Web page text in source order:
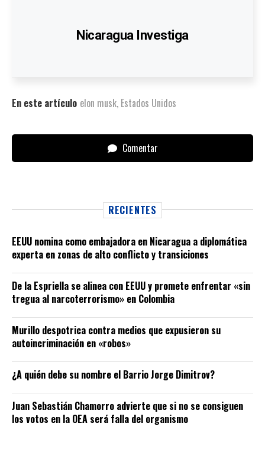
Nicaragua Investiga
En este artículo elon musk, Estados Unidos
Comentar
RECIENTES
EEUU nomina como embajadora en Nicaragua a diplomática
experta en zonas de alto conflicto y transiciones
De la Espriella se alinea con EEUU y promete enfrentar «sin
tregua al narcoterrorismo» en Colombia
Murillo despotrica contra medios que expusieron su
autoincriminación en «robos»
¿A quién debe su nombre el Barrio Jorge Dimitrov?
Juan Sebastián Chamorro advierte que si no se consiguen
los votos en la OEA será falla del organismo